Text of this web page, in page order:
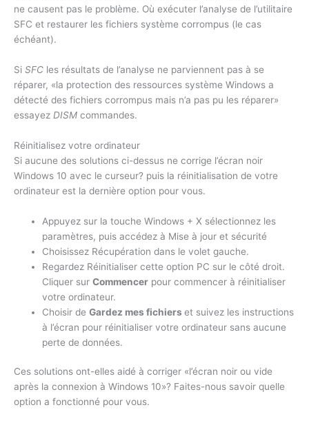
ne causent pas le problème. Où exécuter l’analyse de l’utilitaire
SFC et restaurer les fichiers système corrompus (le cas
échéant).
Si SFC les résultats de l’analyse ne parviennent pas à se
réparer, «la protection des ressources système Windows a
détecté des fichiers corrompus mais n’a pas pu les réparer»
essayez DISM commandes.
Réinitialisez votre ordinateur
Si aucune des solutions ci-dessus ne corrige l’écran noir
Windows 10 avec le curseur? puis la réinitialisation de votre
ordinateur est la dernière option pour vous.
Appuyez sur la touche Windows + X sélectionnez les
paramètres, puis accédez à Mise à jour et sécurité
Choisissez Récupération dans le volet gauche.
Regardez Réinitialiser cette option PC sur le côté droit.
Cliquer surCommencer pour commencer à réinitialiser
votre ordinateur.
Choisir deGardez mes fichierset suivez les instructions
à l’écran pour réinitialiser votre ordinateur sans aucune
perte de données.
Ces solutions ont-elles aidé à corriger «l’écran noir ou vide
après la connexion à Windows 10»? Faites-nous savoir quelle
option a fonctionné pour vous.